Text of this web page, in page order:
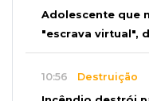
Adolescente que
"escrava virtual",
10:56 Destruição